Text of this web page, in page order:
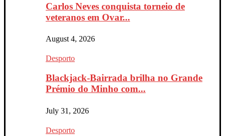
Carlos Neves conquista torneio de
veteranos em Ovar...
August 4, 2026
Desporto
Blackjack-Bairrada brilha no Grande
Prémio do Minho com...
July 31, 2026
Desporto